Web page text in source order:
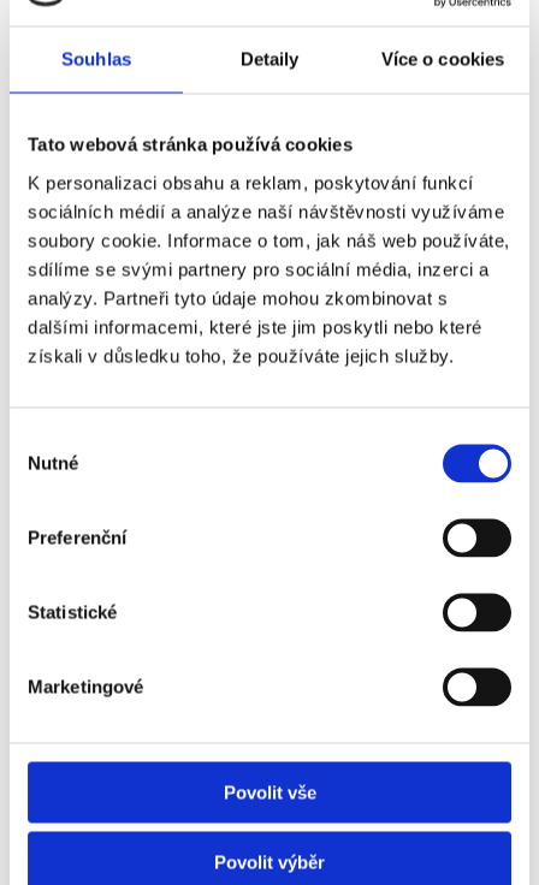
Souhlas Detaily Více o cookies
Tato webová stránka používá cookies
K personalizaci obsahu a reklam, poskytování funkcí
sociálních médií a analýze naší návštěvnosti využíváme
soubory cookie. Informace o tom, jak náš web používáte,
sdílíme se svými partnery pro sociální média, inzerci a
analýzy. Partneři tyto údaje mohou zkombinovat s
dalšími informacemi, které jste jim poskytli nebo které
získali v důsledku toho, že používáte jejich služby.
souhlasu
Nutné
Preferenční
Statistické
Marketingové
Povolit vše
Povolit výběr
Další články
Jak se výsledky voleb podepíšou na
realitním trhu? Bude dostupnější vlastní
vláda vypadat, není sporu o tom, že se na další čtyři
roky ke slovu více dostanou strany, které se svém
volebním programu zevrubně věnovaly otázce
dostupnějšího bydlení. Co to ale reálně znamená pro